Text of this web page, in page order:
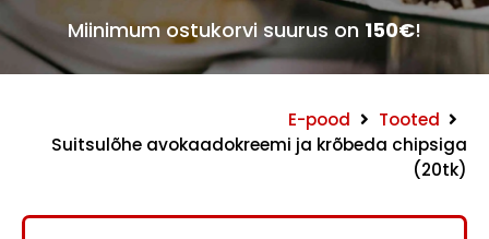
Miinimum ostukorvi suurus on 150€!
E-pood
Tooted
Suitsulõhe avokaadokreemi ja krõbeda chipsiga
(20tk)